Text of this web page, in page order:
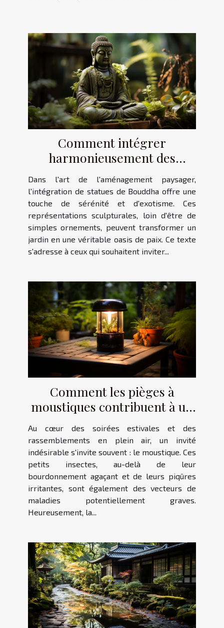
Comment intégrer
harmonieusement des
statues de Bouddha dans la
décoration de jardin
Dans l'art de l'aménagement paysager,
l'intégration de statues de Bouddha offre une
touche de sérénité et d'exotisme. Ces
représentations sculpturales, loin d'être de
simples ornements, peuvent transformer un
jardin en une véritable oasis de paix. Ce texte
s'adresse à ceux qui souhaitent inviter...
Comment les pièges à
moustiques contribuent à un
environnement extérieur
plus sain
Au cœur des soirées estivales et des
rassemblements en plein air, un invité
indésirable s'invite souvent : le moustique. Ces
petits insectes, au-delà de leur
bourdonnement agaçant et de leurs piqûres
irritantes, sont également des vecteurs de
maladies potentiellement graves.
Heureusement, la...